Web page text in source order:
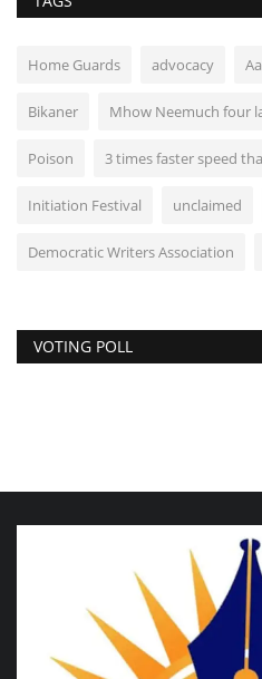
Home Guards advocacy
Bikaner Mhow Neemuch four
Poison 3 times faster speed
Initiation Festival unclaimed
Democratic Writers Association
VOTING POLL